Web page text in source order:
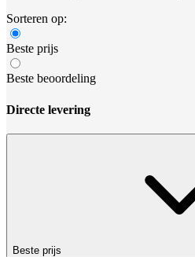
Sorteren op:
Beste prijs
Beste beoordeling
Directe levering
Beste prijs